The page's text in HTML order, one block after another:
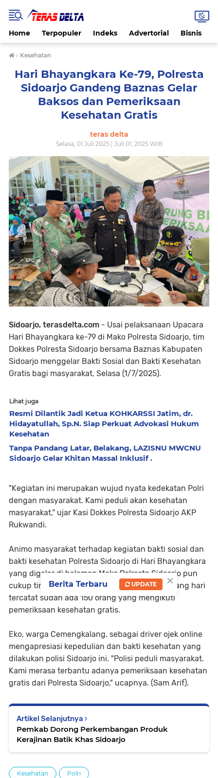
Home Terpopuler Indeks Advertorial Bisnis
› Kesehatan
Hari Bhayangkara Ke-79, Polresta
Sidoarjo Gandeng Baznas Gelar
Baksos dan Pemeriksaan
Kesehatan Gratis
teras delta
Selasa, 01 Juli 2025 | Juli 01, 2025 WIB
Sidoarjo, terasdelta.com - Usai pelaksanaan Upacara
Hari Bhayangkara ke-79 di Mako Polresta Sidoarjo, tim
Dokkes Polresta Sidoarjo bersama Baznas Kabupaten
Sidoarjo menggelar Bakti Sosial dan Bakti Kesehatan
Gratis bagi masyarakat, Selasa (1/7/2025).
Lihat juga
Resmi Dilantik Jadi Ketua KOHKARSSI Jatim, dr.
Hidayatullah, Sp.N. Siap Perkuat Advokasi Hukum
Kesehatan
Tanpa Pandang Latar, Belakang, LAZISNU MWCNU
Sidoarjo Gelar Khitan Massal Inklusif .
"Kegiatan ini merupakan wujud nyata kedekatan Polri
dengan masyarakat. Kami peduli akan kesehatan
masyarakat,'' ujar Kasi Dokkes Polresta Sidoarjo AKP
Rukwandi.
Animo masyarakat terhadap kegiatan bakti sosial dan
bakti kesehatan Polresta Sidoarjo di Hari Bhayangkara
yang digelar di halaman Mako Polresta Sidoarjo pun
cukup tinggi. Mulai setelah upacara sampai siang hari
tercatat sudah ada 150 orang yang mengikuti
pemeriksaan kesehatan gratis.
Eko, warga Cemengkalang, sebagai driver ojek online
mengapresiasi kepedulian dan bakti kesehatan yang
dilakukan polisi Sidoarjo ini. "Polisi peduli masyarakat.
Kami merasa terbantu adanya pemeriksaan kesehatan
gratis dari Polresta Sidoarjo," ucapnya. (Sam Arif).
Artikel Selanjutnya
Pemkab Dorong Perkembangan Produk
Kerajinan Batik Khas Sidoarjo
Kesehatan Polri
×
Berita Terbaru UPDATE